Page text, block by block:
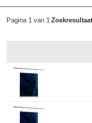
Pagina 1 van 1Zoekresultaat